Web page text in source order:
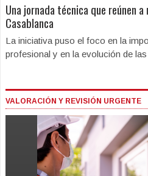
Una jornada técnica que reúnen
Casablanca
La iniciativa puso el foco en la
profesional y en la evolución de
VALORACIÓN Y REVISIÓN URGENTE